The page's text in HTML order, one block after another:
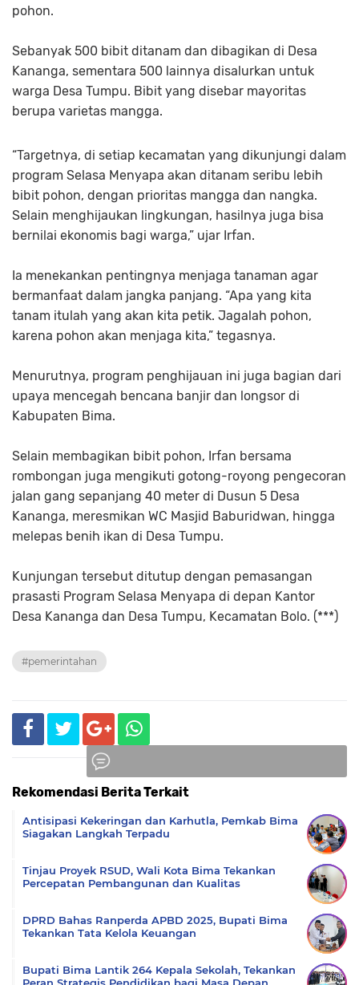
pohon.
Sebanyak 500 bibit ditanam dan dibagikan di Desa
Kananga, sementara 500 lainnya disalurkan untuk
warga Desa Tumpu. Bibit yang disebar mayoritas
berupa varietas mangga.
“Targetnya, di setiap kecamatan yang dikunjungi dalam
program Selasa Menyapa akan ditanam seribu lebih
bibit pohon, dengan prioritas mangga dan nangka.
Selain menghijaukan lingkungan, hasilnya juga bisa
bernilai ekonomis bagi warga,” ujar Irfan.
Ia menekankan pentingnya menjaga tanaman agar
bermanfaat dalam jangka panjang. “Apa yang kita
tanam itulah yang akan kita petik. Jagalah pohon,
karena pohon akan menjaga kita,” tegasnya.
Menurutnya, program penghijauan ini juga bagian dari
upaya mencegah bencana banjir dan longsor di
Kabupaten Bima.
Selain membagikan bibit pohon, Irfan bersama
rombongan juga mengikuti gotong-royong pengecoran
jalan gang sepanjang 40 meter di Dusun 5 Desa
Kananga, meresmikan WC Masjid Baburidwan, hingga
melepas benih ikan di Desa Tumpu.
Kunjungan tersebut ditutup dengan pemasangan
prasasti Program Selasa Menyapa di depan Kantor
Desa Kananga dan Desa Tumpu, Kecamatan Bolo. (***)
#pemerintahan
Rekomendasi Berita Terkait
Antisipasi Kekeringan dan Karhutla, Pemkab Bima
Siagakan Langkah Terpadu
Tinjau Proyek RSUD, Wali Kota Bima Tekankan
Percepatan Pembangunan dan Kualitas
DPRD Bahas Ranperda APBD 2025, Bupati Bima
Tekankan Tata Kelola Keuangan
Bupati Bima Lantik 264 Kepala Sekolah, Tekankan
Peran Strategis Pendidikan bagi Masa Depan